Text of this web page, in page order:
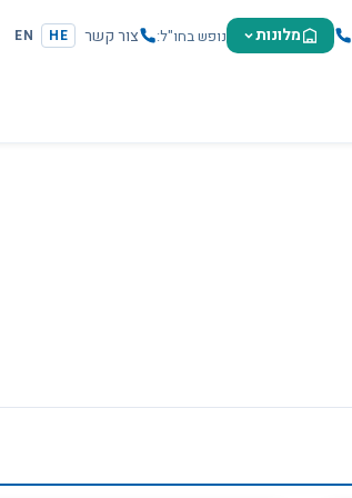
מלונות נופש בחו"ל צור קשר HE
EN